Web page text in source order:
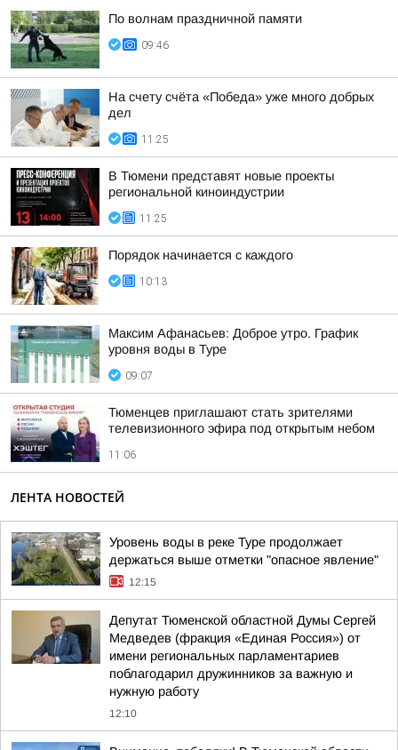
По волнам праздничной памяти
09:46
На счету счёта «Победа» уже много добрых
дел
11:25
В Тюмени представят новые проекты
региональной киноиндустрии
11:25
Порядок начинается с каждого
10:13
Максим Афанасьев: Доброе утро. График
уровня воды в Туре
09:07
Тюменцев приглашают стать зрителями
телевизионного эфира под открытым небом
11:06
ЛЕНТА НОВОСТЕЙ
Уровень воды в реке Туре продолжает
держаться выше отметки "опасное явление"
12:15
Депутат Тюменской областной Думы Сергей
Медведев (фракция «Единая Россия») от
имени региональных парламентариев
поблагодарил дружинников за важную и
нужную работу
12:10